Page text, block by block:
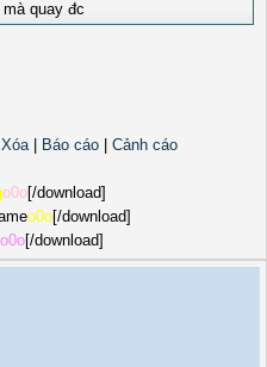
quay đc
Xóa| Báo cáo
Cảnh cáo
o0o[/download]
o0o[/download]
o0o[/download]